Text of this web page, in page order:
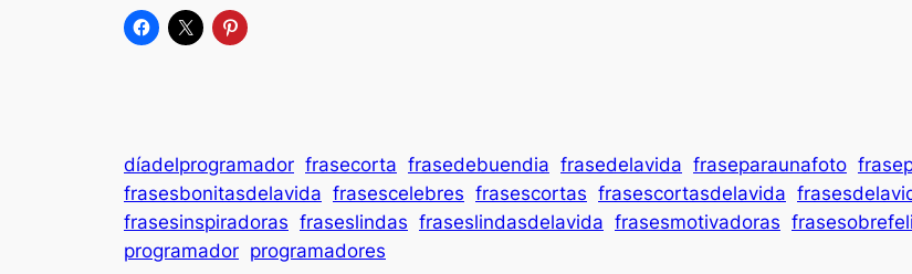
díadelprogramador frasecorta frasedebuendia frasedelavida fraseparaunafoto
frasesbonitasdelavida frasescelebres frasescortas frasescortasdelavida
frasesinspiradoras fraseslindas fraseslindasdelavida frasesmotivadoras
programador programadores